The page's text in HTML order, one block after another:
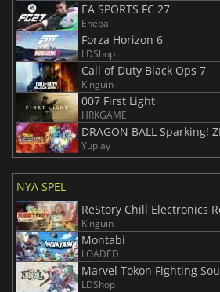
EA SPORTS FC 27
Eneba
Forza Horizon 6
LDShop
Call of Duty Black Ops 7
Kinguin
007 First Light
HRKGAME
Yuplay
NYA SPEL
ReStory Chill Electronics
Kinguin
Montabi
LOADED
Marvel Tokon Fighting
LDShop